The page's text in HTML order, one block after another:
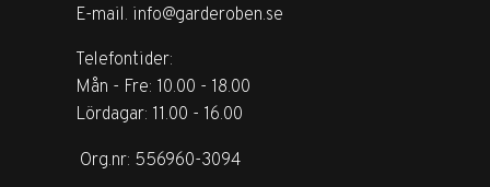
E-mail. info@garderoben.se
Telefontider:
Mån - Fre: 10.00 - 18.00
Lördagar: 11.00 - 16.00
Org.nr: 556960-3094